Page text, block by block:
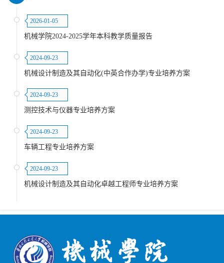
第 2 页
2026-01-05
机械学院2024-2025学年本科教学质量报告
2024-09-23
机械设计制造及其自动化(中英合作办学)专业培养方案
2024-09-23
测控技术与仪器专业培养方案
2024-09-23
车辆工程专业培养方案
2024-09-23
机械设计制造及其自动化卓越工程师专业培养方案